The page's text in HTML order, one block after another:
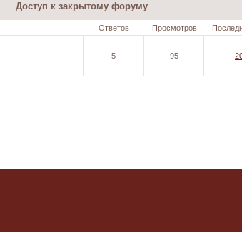
Доступ к закрытому форуму
Ответов Просмотров
5
95